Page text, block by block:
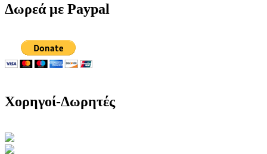
Δωρεά με Paypal
Χορηγοί-Δωρητές